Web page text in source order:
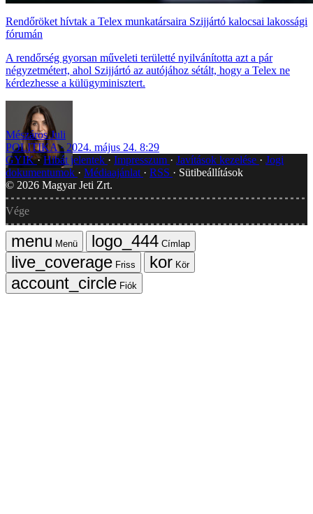
Rendőröket hívtak a Telex munkatársaira Szijjártó kalocsai lakossági
fórumán
A rendőrség gyorsan műveleti területté nyilvánította azt a pár
négyzetmétert, ahol Szijjártó az autójához sétált, hogy a Telex ne
kérdezhesse a külügyminisztert.
Mészáros Juli
POLITIKA
2024. május 24. 8:29
GYIK Hibát jelentek Impresszum Javítások kezelése
Jogi
dokumentumok
Médiaajánlat RSS
Sütibeállítások
© 2026 Magyar Jeti Zrt.
Vége
Menü
Címlap
Friss
Kör
Fiók